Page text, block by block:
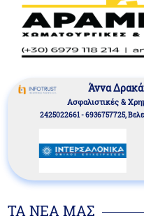
Άννα
Aσφαλιστικές &
2425022661 - 6936757725,
ΤΑ ΝΕΑ ΜΑΣ